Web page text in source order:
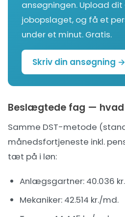
ansøgningen. Upload dit
jobopslaget, og få et
under et minut. Gratis.
Skriv din ansøgning →
Beslægtede fag — hvad
Samme DST-metode
månedsfortjeneste inkl.
tæt på i løn:
Anlægsgartner: 40.036
Mekaniker: 42.514 kr./md.